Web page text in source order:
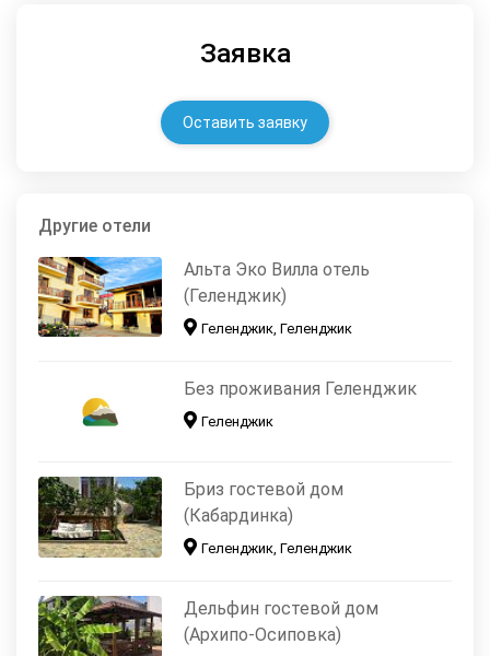
Заявка
Оставить заявку
Другие отели
Альта Эко Вилла отель
(Геленджик)
Геленджик, Геленджик
Без проживания Геленджик
Геленджик
Бриз гостевой дом
(Кабардинка)
Геленджик, Геленджик
Дельфин гостевой дом
(Архипо-Осиповка)